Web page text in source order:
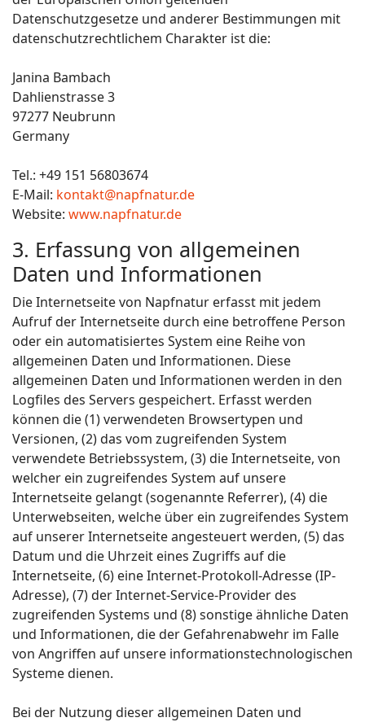
Datenschutzgesetze und anderer Bestimmungen mit
datenschutzrechtlichem Charakter ist die:
Janina Bambach
Dahlienstrasse 3
97277 Neubrunn
Germany
Tel.: +49 151 56803674
E-Mail: kontakt@napfnatur.de
Website: www.napfnatur.de
3. Erfassung von allgemeinen
Daten und Informationen
Die Internetseite von Napfnatur erfasst mit jedem
Aufruf der Internetseite durch eine betroffene Person
oder ein automatisiertes System eine Reihe von
allgemeinen Daten und Informationen. Diese
allgemeinen Daten und Informationen werden in den
Logfiles des Servers gespeichert. Erfasst werden
können die (1) verwendeten Browsertypen und
Versionen, (2) das vom zugreifenden System
verwendete Betriebssystem, (3) die Internetseite, von
welcher ein zugreifendes System auf unsere
Internetseite gelangt (sogenannte Referrer), (4) die
Unterwebseiten, welche über ein zugreifendes System
auf unserer Internetseite angesteuert werden, (5) das
Datum und die Uhrzeit eines Zugriffs auf die
Internetseite, (6) eine Internet-Protokoll-Adresse (IP-
Adresse), (7) der Internet-Service-Provider des
zugreifenden Systems und (8) sonstige ähnliche Daten
und Informationen, die der Gefahrenabwehr im Falle
von Angriffen auf unsere informationstechnologischen
Systeme dienen.
Bei der Nutzung dieser allgemeinen Daten und